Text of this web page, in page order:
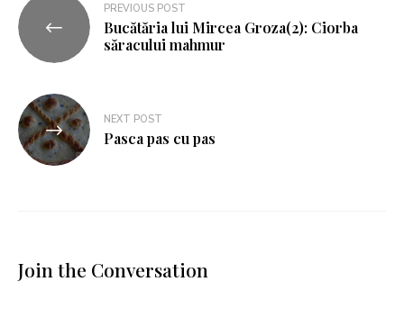
PREVIOUS POST
Bucătăria lui Mircea Groza(2): Ciorba
săracului mahmur
NEXT POST
Pasca pas cu pas
Join the Conversation